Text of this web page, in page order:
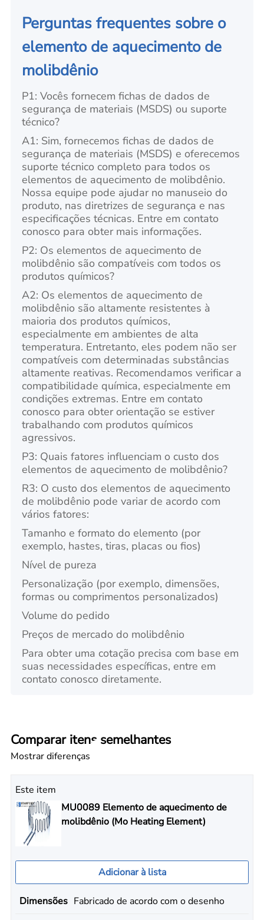
Perguntas frequentes sobre o
elemento de aquecimento de
molibdênio
P1: Vocês fornecem fichas de dados de
segurança de materiais (MSDS) ou suporte
técnico?
A1: Sim, fornecemos fichas de dados de
segurança de materiais (MSDS) e oferecemos
suporte técnico completo para todos os
elementos de aquecimento de molibdênio.
Nossa equipe pode ajudar no manuseio do
produto, nas diretrizes de segurança e nas
especificações técnicas. Entre em contato
conosco para obter mais informações.
P2: Os elementos de aquecimento de
molibdênio são compatíveis com todos os
produtos químicos?
A2: Os elementos de aquecimento de
molibdênio são altamente resistentes à
maioria dos produtos químicos,
especialmente em ambientes de alta
temperatura. Entretanto, eles podem não ser
compatíveis com determinadas substâncias
altamente reativas. Recomendamos verificar a
compatibilidade química, especialmente em
condições extremas. Entre em contato
conosco para obter orientação se estiver
trabalhando com produtos químicos
agressivos.
P3: Quais fatores influenciam o custo dos
elementos de aquecimento de molibdênio?
R3: O custo dos elementos de aquecimento
de molibdênio pode variar de acordo com
vários fatores:
Tamanho e formato do elemento (por
exemplo, hastes, tiras, placas ou fios)
Nível de pureza
Personalização (por exemplo, dimensões,
formas ou comprimentos personalizados)
Volume do pedido
Preços de mercado do molibdênio
Para obter uma cotação precisa com base em
suas necessidades específicas, entre em
contato conosco diretamente.
Comparar itens semelhantes
Mostrar diferenças
Este item
MU0089 Elemento de aquecimento de
molibdênio (Mo Heating Element)
Adicionar à lista
Dimensões Fabricado de acordo com o desenho